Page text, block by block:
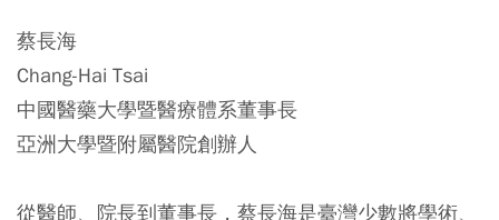
蔡長海
Chang-Hai Tsai
中國醫藥大學暨醫療體系董事長
亞洲大學暨附屬醫院創辦人
從醫師、院長到董事長，蔡長海是臺灣少數將學術、